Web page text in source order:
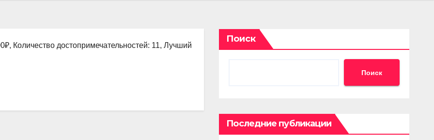
Количество достопримечательностей: 11, Лучший
Поиск
Поиск
Последние публикации